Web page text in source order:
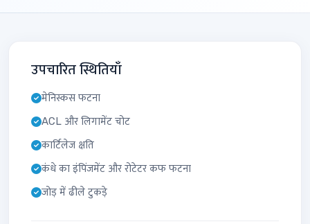
उपचारित स्थितियाँ
मेनिस्कस फटना
ACL और लिगामेंट चोट
कार्टिलेज क्षति
कंधे का इंपिंजमेंट और रोटेटर कफ फटना
जोड़ में ढीले टुकड़े